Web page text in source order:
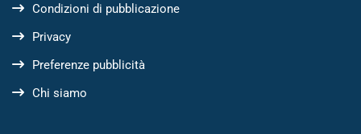
Condizioni di pubblicazione
Privacy
Preferenze pubblicità
Chi siamo